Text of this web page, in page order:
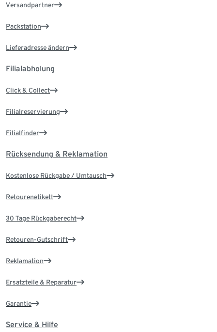
Versandpartner
Packstation
Lieferadresse ändern
Filialabholung
Click & Collect
Filialreservierung
Filialfinder
Rücksendung & Reklamation
Kostenlose Rückgabe / Umtausch
Retourenetikett
30 Tage Rückgaberecht
Retouren-Gutschrift
Reklamation
Ersatzteile & Reparatur
Garantie
Service & Hilfe